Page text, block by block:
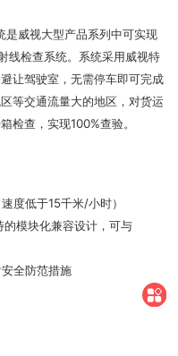
是威视大型产品系列中可实现
线检查系统。系统采用威视特
让驾驶室，无需停车即可完成
等交通流量大的地区，对货运
检查，实现100%查验。
度低于15千米/小时）
模块化兼容设计，可与
全防范措施